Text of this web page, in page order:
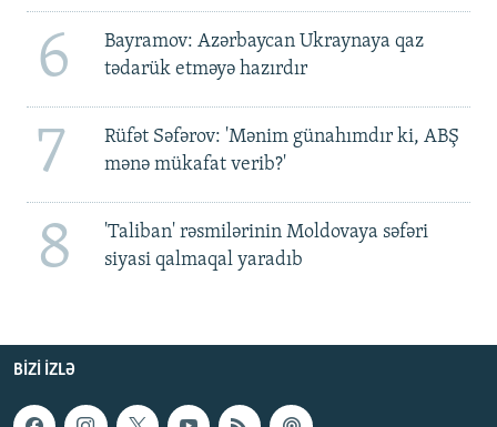
6
Bayramov: Azərbaycan Ukraynaya qaz
tədarük etməyə hazırdır
7
Rüfət Səfərov: 'Mənim günahımdır ki, ABŞ
mənə mükafat verib?'
8
'Taliban' rəsmilərinin Moldovaya səfəri
siyasi qalmaqal yaradıb
BIZI IZLƏ